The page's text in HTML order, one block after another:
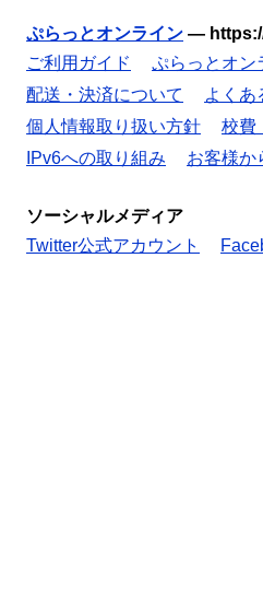
ぷらっとオンライン —
ご利用ガイド
ぷらっとオン
配送・決済について
よくあ
個人情報取り扱い方針
校費
IPv6への取り組み
お客様か
ソーシャルメディア
Twitter公式アカウント